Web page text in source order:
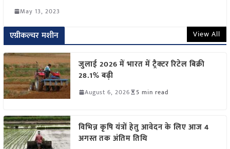
May 13, 2023
एग्रीकल्चर मशीन View All
जुलाई 2026 में भारत में ट्रैक्टर रिटेल बिक्री
28.1% बढ़ी
August 6, 2026 5 min read
विभिन्न कृषि यंत्रों हेतु आवेदन के लिए आज 4
अगस्त तक अंतिम तिथि